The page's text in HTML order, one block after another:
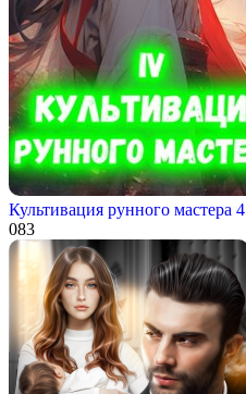
Культивация рунного мастера 4
083